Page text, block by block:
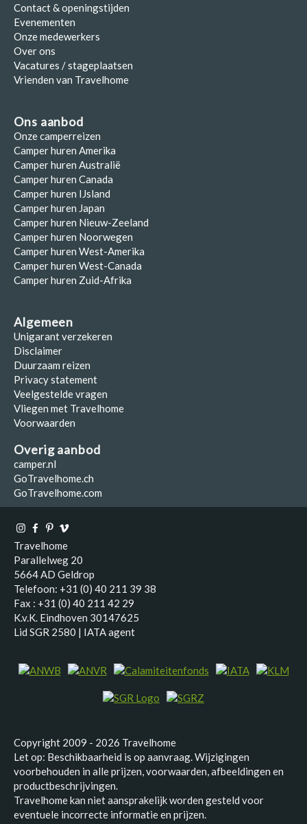
Contact & openingstijden
Evenementen
Onze medewerkers
Over ons
Vacatures / stageplaatsen
Vrienden van Travelhome
Ons aanbod
Onze camperreizen
Camper huren Amerika
Camper huren Australië
Camper huren Canada
Camper huren IJsland
Camper huren Japan
Camper huren Nieuw-Zeeland
Camper huren Noorwegen
Camper huren West-Amerika
Camper huren West-Canada
Camper huren Zuid-Afrika
Algemeen
Unigarant verzekeren
Disclaimer
Duurzaam reizen
Privacy statement
Veelgestelde vragen
Vliegen met Travelhome
Voorwaarden
Overig aanbod
camper.nl
GoTravelhome.ch
GoTravelhome.com
Travelhome
Parallelweg 20
5664 AD Geldrop
Telefoon: +31 (0) 40 211 39 38
Fax : +31 (0) 40 211 42 29
K.v.K. Eindhoven 30147625
Lid SGR 2580 | IATA agent
Copyright 2009 - 2026 Travelhome
Let op: Beschikbaarheid is op aanvraag. Wijzigingen
voorbehouden in alle prijzen, voorwaarden, afbeeldingen en
productbeschrijvingen.
Travelhome kan niet aansprakelijk worden gesteld voor
eventuele incorrecte informatie en prijzen.